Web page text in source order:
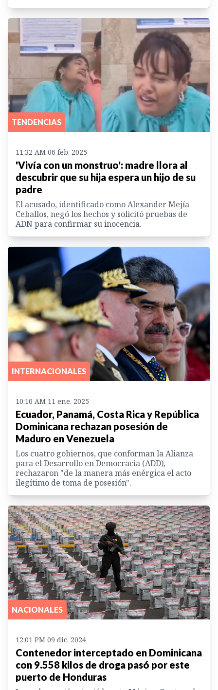
TENDENCIAS
11:32 AM 06 feb. 2025
'Vivía con un monstruo': madre llora al
descubrir que su hija espera un hijo de su
padre
El acusado, identificado como Alexander Mejía
Ceballos, negó los hechos y solicitó pruebas de
ADN para confirmar su inocencia.
INTERNACIONALES
10:10 AM 11 ene. 2025
Ecuador, Panamá, Costa Rica y República
Dominicana rechazan posesión de
Maduro en Venezuela
Los cuatro gobiernos, que conforman la Alianza
para el Desarrollo en Democracia (ADD),
rechazaron "de la manera más enérgica el acto
ilegítimo de toma de posesión".
NACIONALES
12:01 PM 09 dic. 2024
Contenedor interceptado en Dominicana
con 9.558 kilos de droga pasó por este
puerto de Honduras